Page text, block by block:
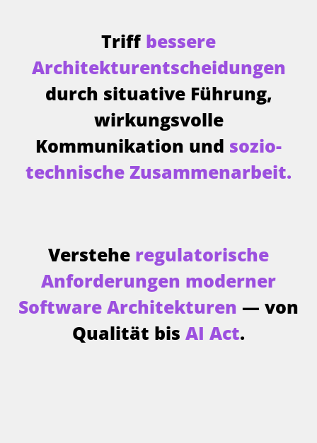
Triff bessere
Architekturentscheidungen
durch situative Führung,
wirkungsvolle
Kommunikation und sozio-
technische Zusammenarbeit.
Verstehe regulatorische
Anforderungen moderner
Software Architekturen — von
Qualität bis AI Act.